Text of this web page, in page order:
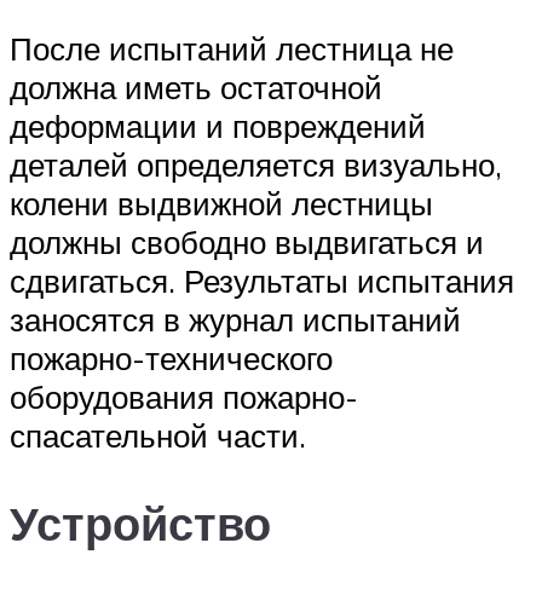
После испытаний лестница не
должна иметь остаточной
деформации и повреждений
деталей определяется визуально,
колени выдвижной лестницы
должны свободно выдвигаться и
сдвигаться. Результаты испытания
заносятся в журнал испытаний
пожарно-технического
оборудования пожарно-
спасательной части.
Устройство